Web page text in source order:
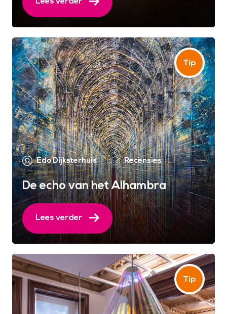
Edo Dijksterhuis Recensies
De echo van het Alhambra
Lees verder